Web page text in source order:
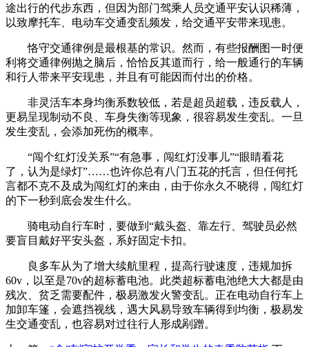
途出行的代步东西，但因为部门驾乘人员交通平安认识稀薄，
以致摩托车、电动车交通变乱频发，给交通平安带来现患。
恪守交通律例是最根基的常识。然而，有些报酬图一时便
利将交通律例抛之脑后，恰恰反其道而行，给一般通行的车辆
和行人带来平安现患，并且有可能因而付出的价格。
非灵活车本身均衡系数较低，若是超员超载，违反载人，
更易呈现制动不良、车身失衡等现象，很容易发生变乱。一旦
发生变乱，会添加死伤的概率。
“闯个红灯没关系”“有急事，闯红灯没事儿”“眼睛看花
了，认为是绿灯”……也许你总有八门五花的托言，但任何托
言都不克不及成为闯红灯的来由，由于你永久不晓得，闯红灯
的下一秒到底会发生什么。
骑电动自行车时，要做到“戴头盔、靠左行、驾驶员必然
要盲目戴好平安头盔，系好固定卡扣。
良多车从为了增大续航里程，提高行驶速度，违规加拆
60v，以至是70v的超标蓄电池。此类超标蓄电池绝大大都是由
残次、贫乏需要配件，极易激发火警变乱。正在电动自行车上
加卸车篷，会遮挡视线，遇大风易导致车辆得到均衡，极易发
生交通变乱，也容易对过往行人形成剐蹭。